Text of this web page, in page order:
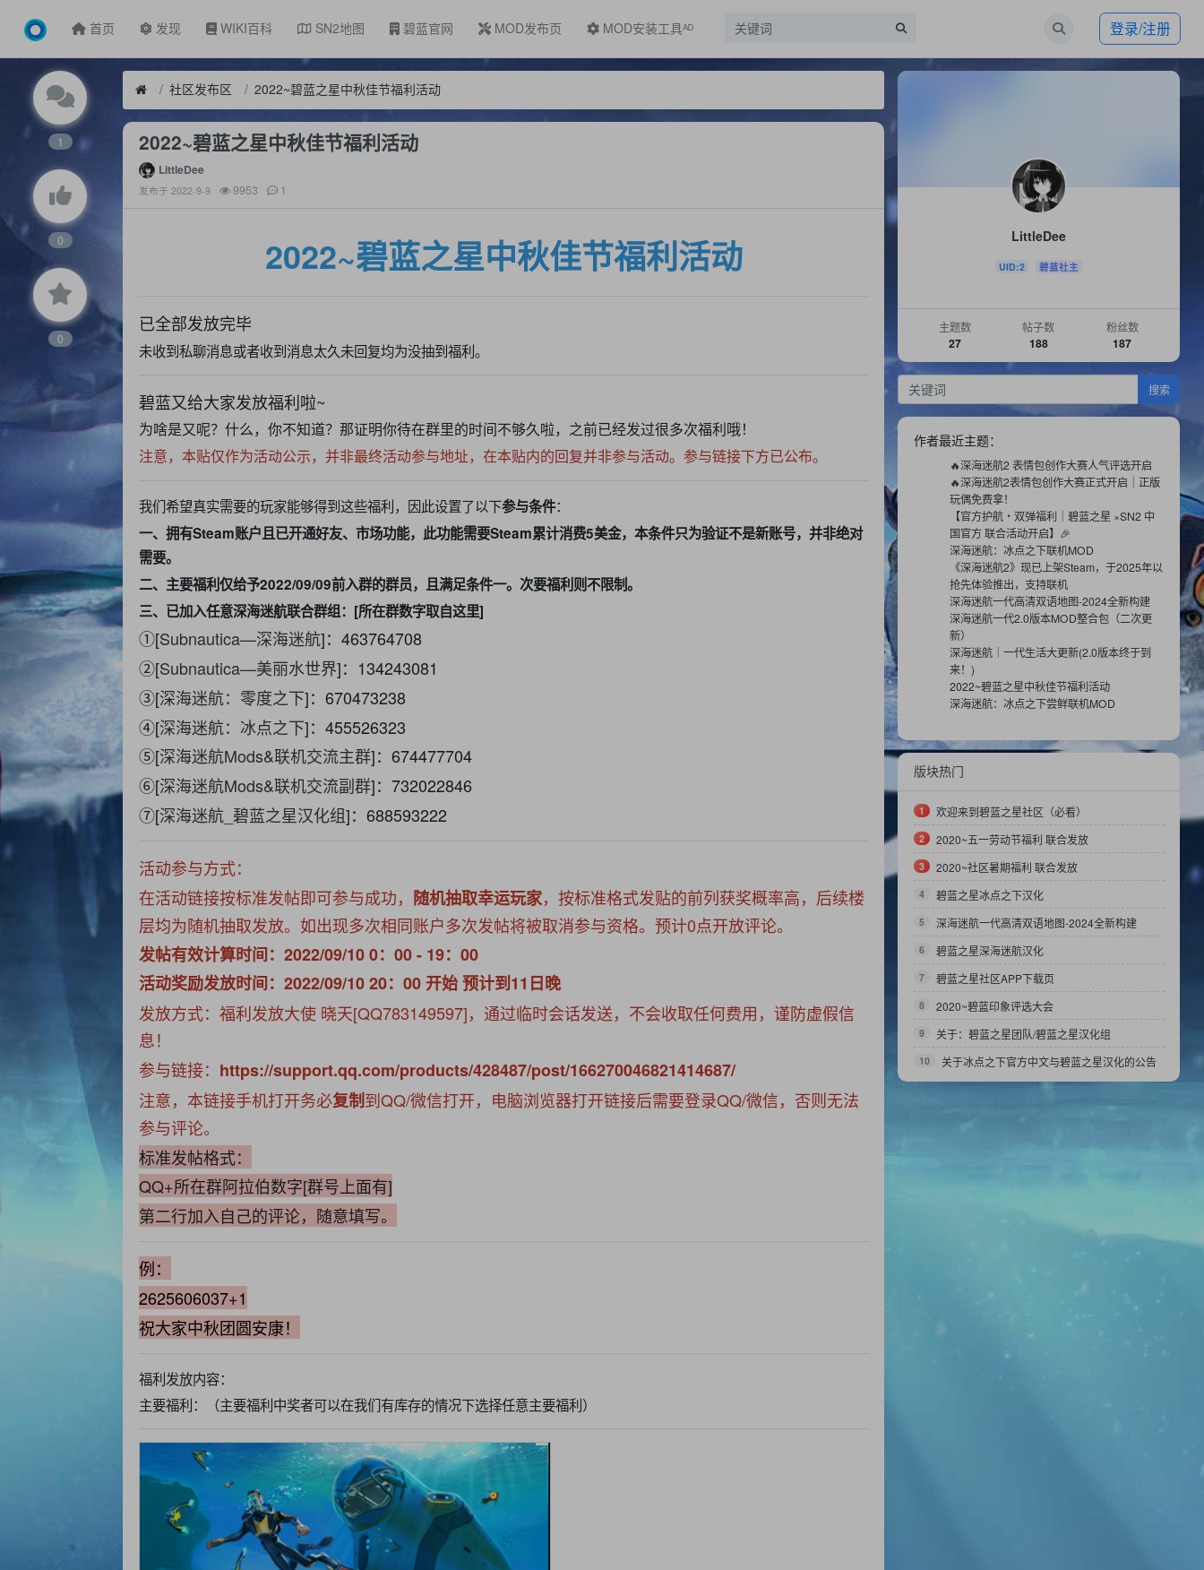
首页 发现 WIKI百科 SN2地图 碧蓝官网 MOD发布页 MOD安装工具ᴬᴰ 登录/注册
1
0
0
社区发布区 2022~碧蓝之星中秋佳节福利活动
2022~碧蓝之星中秋佳节福利活动
LittleDee
发布于 2022-9-9 9953 1
2022~碧蓝之星中秋佳节福利活动
已全部发放完毕
未收到私聊消息或者收到消息太久未回复均为没抽到福利。
碧蓝又给大家发放福利啦~
为啥是又呢？什么，你不知道？那证明你待在群里的时间不够久啦，之前已经发过很多次福利哦！
注意，本贴仅作为活动公示，并非最终活动参与地址，在本贴内的回复并非参与活动。参与链接下方已公布。
我们希望真实需要的玩家能够得到这些福利，因此设置了以下参与条件：
一、拥有Steam账户且已开通好友、市场功能，此功能需要Steam累计消费5美金，本条件只为验证不是新账号，并非绝对
需要。
二、主要福利仅给予2022/09/09前入群的群员，且满足条件一。次要福利则不限制。
三、已加入任意深海迷航联合群组：[所在群数字取自这里]
①[Subnautica—深海迷航]：463764708
②[Subnautica—美丽水世界]：134243081
③[深海迷航：零度之下]：670473238
④[深海迷航：冰点之下]：455526323
⑤[深海迷航Mods&联机交流主群]：674477704
⑥[深海迷航Mods&联机交流副群]：732022846
⑦[深海迷航_碧蓝之星汉化组]：688593222
活动参与方式：
在活动链接按标准发帖即可参与成功， 随机抽取幸运玩家，按标准格式发贴的前列获奖概率高，后续楼
层均为随机抽取发放。如出现多次相同账户多次发帖将被取消参与资格。预计0点开放评论。
发帖有效计算时间：2022/09/10 0：00 - 19：00
活动奖励发放时间：2022/09/10 20：00 开始 预计到11日晚
发放方式：福利发放大使 晓天[QQ783149597]，通过临时会话发送，不会收取任何费用，谨防虚假信
息！
参与链接： https://support.qq.com/products/428487/post/166270046821414687/
注意，本链接手机打开务必复制到QQ/微信打开，电脑浏览器打开链接后需要登录QQ/微信，否则无法
参与评论。
标准发帖格式：
QQ+所在群阿拉伯数字[群号上面有]
第二行加入自己的评论，随意填写。
例：
2625606037+1
祝大家中秋团圆安康！
福利发放内容：
主要福利：（主要福利中奖者可以在我们有库存的情况下选择任意主要福利）
LittleDee
UID:2 碧蓝社主
主题数
27
帖子数
188
粉丝数
187
搜索
作者最近主题：
🔥深海迷航2 表情包创作大赛人气评选开启
🔥深海迷航2表情包创作大赛正式开启｜正版
玩偶免费拿！
【官方护航・双弹福利｜碧蓝之星 ×SN2 中
国官方 联合活动开启】🎉
深海迷航：冰点之下联机MOD
《深海迷航2》现已上架Steam，于2025年以
抢先体验推出，支持联机
深海迷航一代高清双语地图-2024全新构建
深海迷航一代2.0版本MOD整合包（二次更
新）
深海迷航｜一代生活大更新(2.0版本终于到
来！)
2022~碧蓝之星中秋佳节福利活动
深海迷航：冰点之下尝鲜联机MOD
版块热门
1 欢迎来到碧蓝之星社区（必看）
2 2020~五一劳动节福利 联合发放
3 2020~社区暑期福利 联合发放
4 碧蓝之星冰点之下汉化
5 深海迷航一代高清双语地图-2024全新构建
6 碧蓝之星深海迷航汉化
7 碧蓝之星社区APP下载页
8 2020~碧蓝印象评选大会
9 关于：碧蓝之星团队/碧蓝之星汉化组
10 关于冰点之下官方中文与碧蓝之星汉化的公告